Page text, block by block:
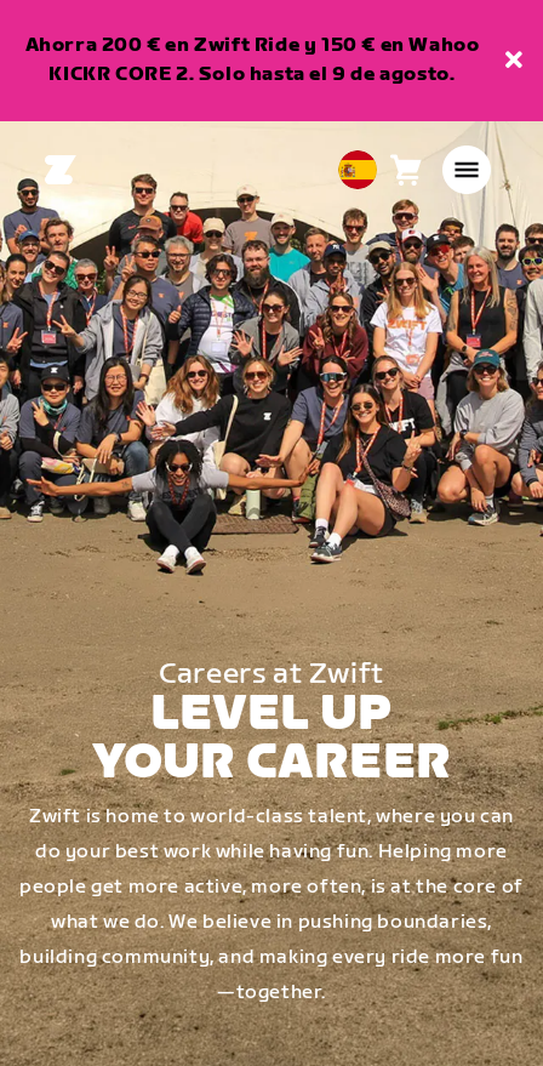
Ahorra 200 € en Zwift Ride y 150 € en Wahoo
KICKR CORE 2. Solo hasta el 9 de agosto.
European
Union
Español
Carro0
artículos
Careers at Zwift
LEVEL UP
YOUR CAREER
Zwift is home to world-class talent, where you can
do your best work while having fun. Helping more
people get more active, more often, is at the core of
what we do. We believe in pushing boundaries,
building community, and making every ride more fun
—together.